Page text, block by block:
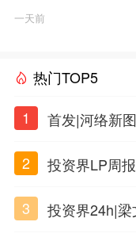
一天前
热门TOP5
1
首发|河络新
2
投资界LP周
3
投资界24h|